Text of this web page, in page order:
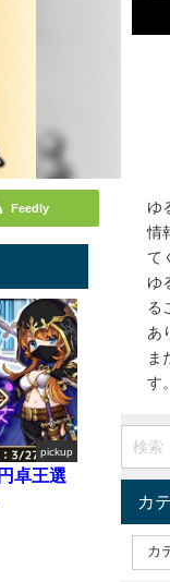
Feedly
pickup
卓王選
ゆ
情
て
ゆ
る
あ
ま
す。
カ